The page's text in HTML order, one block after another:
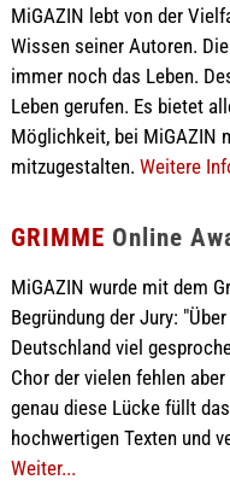
MiGAZIN lebt von der
Wissen seiner Autoren.
immer noch das Leben.
Leben gerufen. Es bietet
Möglichkeit, bei MiGAZIN
mitzugestalten. Weitere
GRIMME Online
MiGAZIN wurde mit dem
Begründung der Jury:
Deutschland viel
Chor der vielen fehlen
genau diese Lücke füllt
hochwertigen Texten und
Weiter...